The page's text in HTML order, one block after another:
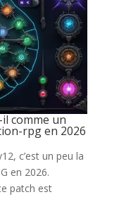
comme un
rpg en 2026
c’est un peu la
en 2026.
patch est